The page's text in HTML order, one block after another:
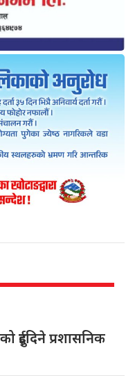
दुईदिने प्रशासनिक